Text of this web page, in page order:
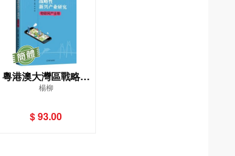
粵港澳大灣區戰略性
新興產業研究．物聯
楊柳
$ 93.00